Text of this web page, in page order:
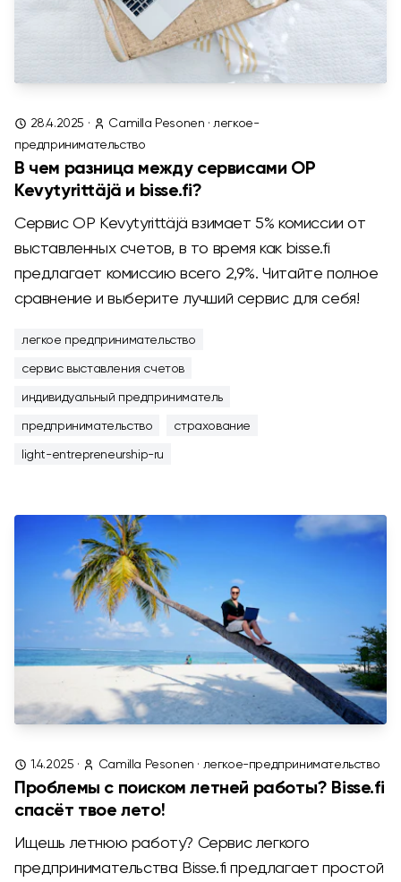
28.4.2025 · Camilla Pesonen · легкое-
предпринимательство
В чем разница между сервисами OP
Kevytyrittäjä и bisse.fi?
Сервис OP Kevytyrittäjä взимает 5% комиссии от
выставленных счетов, в то время как bisse.fi
предлагает комиссию всего 2,9%. Читайте полное
сравнение и выберите лучший сервис для себя!
легкое предпринимательство
сервис выставления счетов
индивидуальный предприниматель
предпринимательство
страхование
light-entrepreneurship-ru
1.4.2025 · Camilla Pesonen · легкое-предпринимательство
Проблемы с поиском летней работы? Bisse.fi
спасёт твое лето!
Ищешь летнюю работу? Сервис легкого
предпринимательства Bisse.fi предлагает простой